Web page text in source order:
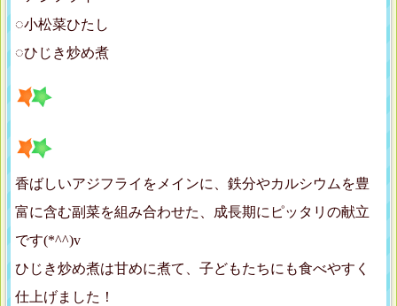
◌小松菜ひたし
◌ひじき炒め煮
香ばしいアジフライをメインに、鉄分やカルシウムを豊
富に含む副菜を組み合わせた、成長期にピッタリの献立
です(*^^)v
ひじき炒め煮は甘めに煮て、子どもたちにも食べやすく
仕上げました！